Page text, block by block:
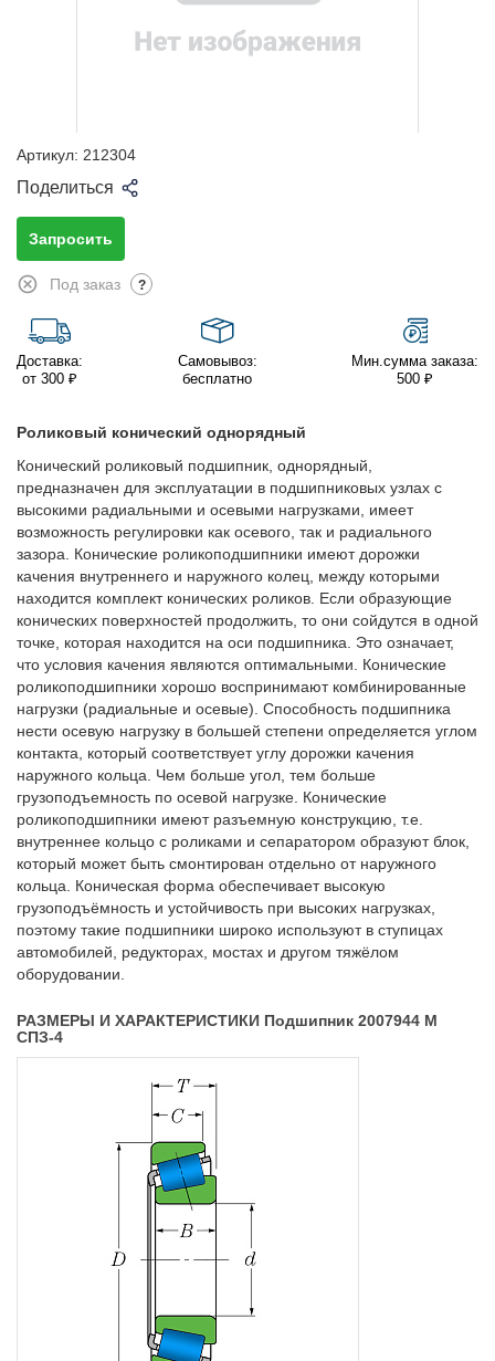
Артикул: 212304
Поделиться
Запросить
Под заказ ?
Доставка:
от 300 ₽
Самовывоз:
бесплатно
Мин.сумма заказа:
500 ₽
Роликовый конический однорядный
Конический роликовый подшипник, однорядный,
предназначен для эксплуатации в подшипниковых узлах с
высокими радиальными и осевыми нагрузками, имеет
возможность регулировки как осевого, так и радиального
зазора. Конические роликоподшипники имеют дорожки
качения внутреннего и наружного колец, между которыми
находится комплект конических роликов. Если образующие
конических поверхностей продолжить, то они сойдутся в одной
точке, которая находится на оси подшипника. Это означает,
что условия качения являются оптимальными. Конические
роликоподшипники хорошо воспринимают комбинированные
нагрузки (радиальные и осевые). Способность подшипника
нести осевую нагрузку в большей степени определяется углом
контакта, который соответствует углу дорожки качения
наружного кольца. Чем больше угол, тем больше
грузоподъемность по осевой нагрузке. Конические
роликоподшипники имеют разъемную конструкцию, т.е.
внутреннее кольцо с роликами и сепаратором образуют блок,
который может быть смонтирован отдельно от наружного
кольца. Коническая форма обеспечивает высокую
грузоподъёмность и устойчивость при высоких нагрузках,
поэтому такие подшипники широко используют в ступицах
автомобилей, редукторах, мостах и другом тяжёлом
оборудовании.
РАЗМЕРЫ И ХАРАКТЕРИСТИКИ Подшипник 2007944 М
СПЗ-4